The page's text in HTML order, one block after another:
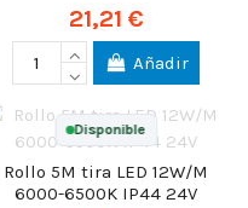
21,21 €
Añadir
Disponible
Rollo 5M tira LED 12W/M
6000-6500K IP44 24V